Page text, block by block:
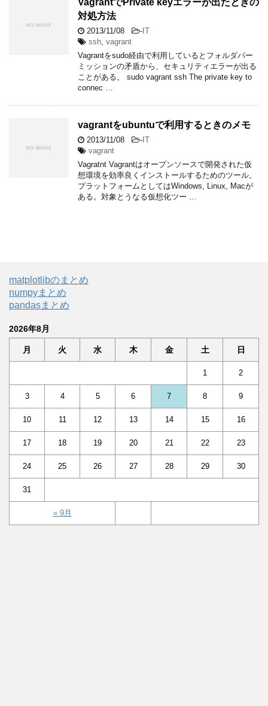
対処方法
2013/11/08 -IT
ssh vagrant
Vagrantをsudo経由で利用しているとフォルダパー
ミッションの矛盾から、セキュリティエラーが出る
ことがある。 sudo vagrant ssh The private key to
connec …
vagrantをubuntuで利用するときのメモ
2013/11/08 -IT
vagrant
Vagratnt Vagrantはオープンソースで開発された仮
想環境を効率良くインストールするためのツール。
プラットフォームとしてはWindows, Linux, Macが
ある。対象とうなる仮想化ツー …
matplotlibのまとめ
numpyまとめ
pandasまとめ
2026年8月
月 火 水 木 金 土 日
« 9月
1 2
3 4 5 6 7 8 9
10 11 12 13 14 15 16
17 18 19 20 21 22 23
24 25 26 27 28 29 30
31